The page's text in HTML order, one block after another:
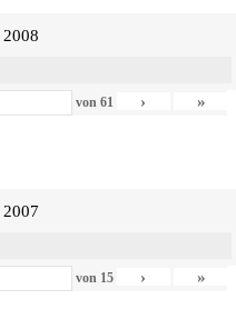
von 61 › »
von 15 › »